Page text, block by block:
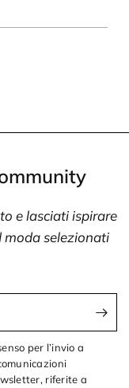
e lasciati ispirare
moda selezionati
per l’invio a
riferite a